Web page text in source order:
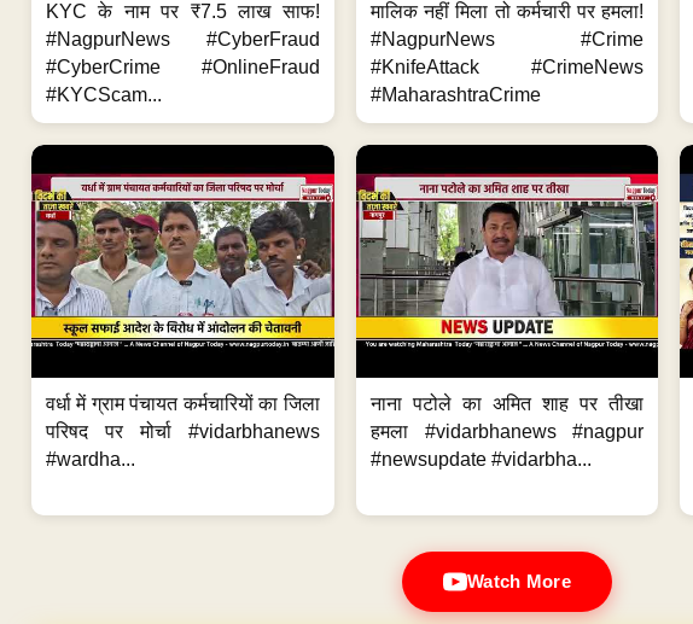
KYC के नाम पर ₹7.5 लाख साफ!
#NagpurNews #CyberFraud
#CyberCrime #OnlineFraud
#KYCScam...
मालिक नहीं मिला तो कर्मचारी पर हमला!
#NagpurNews #Crime
#KnifeAttack #CrimeNews
#MaharashtraCrime
वर्धा में ग्राम पंचायत कर्मचारियों का जिला
परिषद पर मोर्चा #vidarbhanews
#wardha...
नाना पटोले का अमित शाह पर तीखा
हमला #vidarbhanews #nagpur
#newsupdate #vidarbha...
Watch More